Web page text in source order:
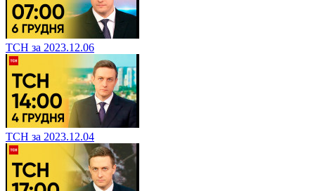
ТСН за 2023.12.06
ТСН за 2023.12.04